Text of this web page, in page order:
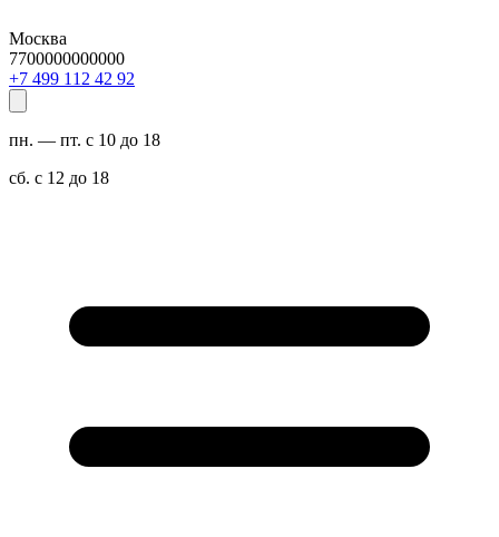
Москва
7700000000000
29 24 211 994 7+
пн. — пт. с 10 до 18
сб. с 12 до 18